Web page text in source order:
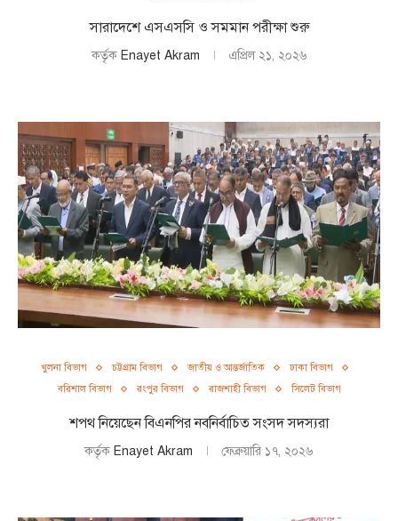
সারাদেশে এসএসসি ও সমমান পরীক্ষা শুরু
কর্তৃক Enayet Akram এপ্রিল ২১, ২০২৬
খুলনা বিভাগ চট্টগ্রাম বিভাগ জাতীয় ও আন্তর্জাতিক
ঢাকা বিভাগ
বরিশাল বিভাগ
রংপুর বিভাগ রাজশাহী বিভাগ সিলেট বিভাগ
শপথ নিয়েছেন বিএনপির নবনির্বাচিত সংসদ সদস্যরা
কর্তৃক Enayet Akram ফেব্রুয়ারি ১৭, ২০২৬